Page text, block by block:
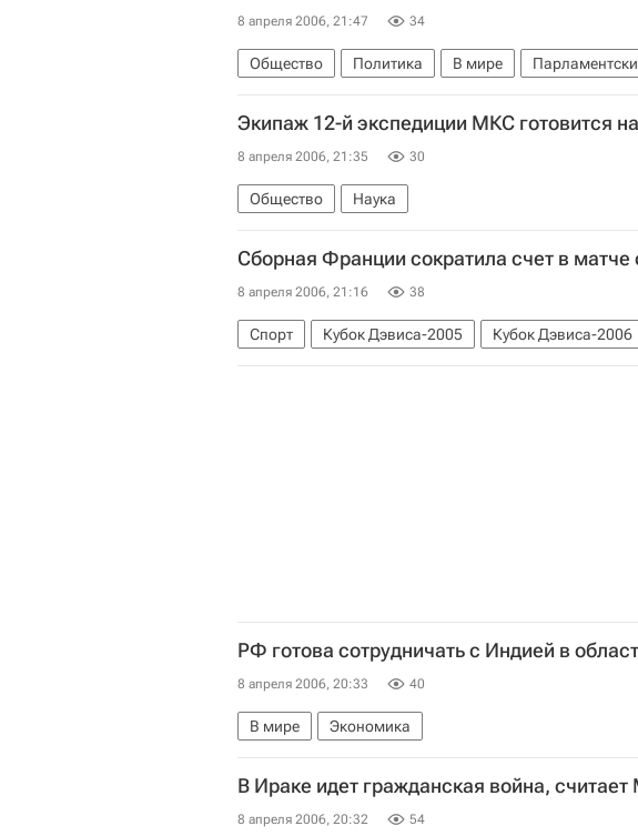
8 апреля 2006, 21:47 34
Общество Политика В мире
Экипаж 12-й экспедиции МКС готовится
8 апреля 2006, 21:35 30
Общество Наука
Сборная Франции сократила счет в
8 апреля 2006, 21:16 38
Спорт Кубок Дэвиса-2005 Кубок Дэвиса-2006
РФ готова сотрудничать с Индией в
8 апреля 2006, 20:33 40
В мире Экономика
В Ираке идет гражданская война,
8 апреля 2006, 20:32 54